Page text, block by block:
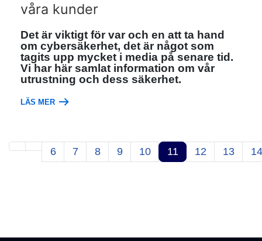
våra kunder
Det är viktigt för var och en att ta hand
om cybersäkerhet, det är något som
tagits upp mycket i media på senare tid.
Vi har här samlat information om vår
utrustning och dess säkerhet.
LÄS MER
6 7 8 9 10 11 12 13 14